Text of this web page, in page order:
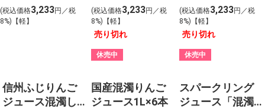
(税込価格3,233円／税
8%)【軽】
７５０ml×6本
(税込価格3,233円／税
8%)【軽】
売り切れ
休売中
６本
(税込価格3,233円／税
8%)【軽】
売り切れ
休売中
信州ふじりんご
ジュース混濁し
国産混濁りんご
ジュース1L×6本
スパークリング
ジュース「混濁